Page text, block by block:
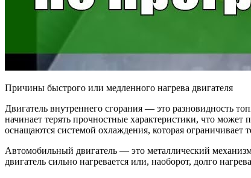
Причины быстрого или медленного нагрева двигателя
Двигатель внутреннего сгорания — это разновидность
начинает терять прочностные характеристики, что
оснащаются системой охлаждения, которая
Автомобильный двигатель — это металлический
двигатель сильно нагревается или, наоборот, долго